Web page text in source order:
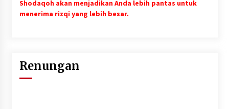
Shodaqoh akan menjadikan Anda lebih pantas untuk
menerima rizqi yang lebih besar.
Renungan